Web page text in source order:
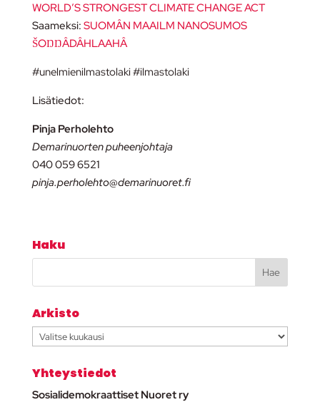
WORLD’S STRONGEST CLIMATE CHANGE ACT
Saameksi: SUOMÂN MAAILM NANOSUMOS
ŠOŊŊÂDÂHLAAHÂ
#unelmienilmastolaki #ilmastolaki
Lisätiedot:
Pinja Perholehto
Demarinuorten puheenjohtaja
040 059 6521
pinja.perholehto@demarinuoret.fi
Haku
Arkisto
Arkisto
Yhteystiedot
Sosialidemokraattiset Nuoret ry